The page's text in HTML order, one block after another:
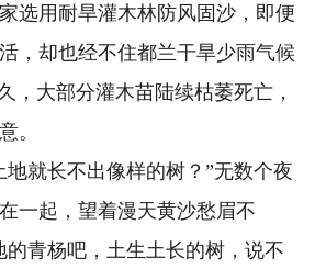
选用耐旱灌木林防风固沙，即便
，却也经不住都兰干旱少雨气候
，大部分灌木苗陆续枯萎死亡，
。
就长不出像样的树？”无数个夜
一起，望着漫天黄沙愁眉不
的青杨吧，土生土长的树，说不